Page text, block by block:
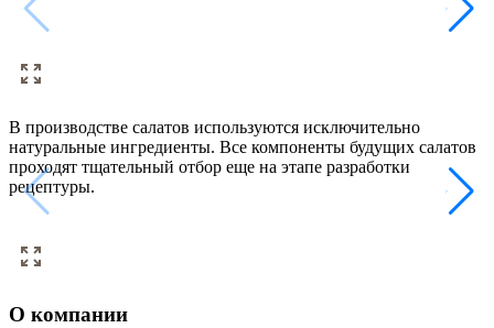
В производстве салатов используются исключительно
натуральные ингредиенты. Все компоненты будущих салатов
проходят тщательный отбор еще на этапе разработки
рецептуры.
О компании